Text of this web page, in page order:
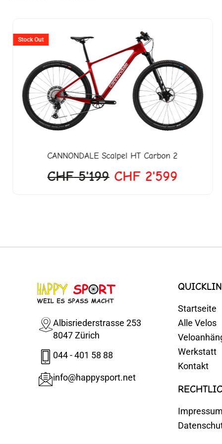
Stock Out
CANNONDALEScalpel HT Carbon 2
CHF5'199
Preis
war:
CHF 5'199
CHF2'599
ist:
CHF
Albisriederstrasse 253
8047 Zürich
044 - 401 58 88
info@happysport.net
Startseite
Alle Velos
Werkstatt
Kontakt
Impressum